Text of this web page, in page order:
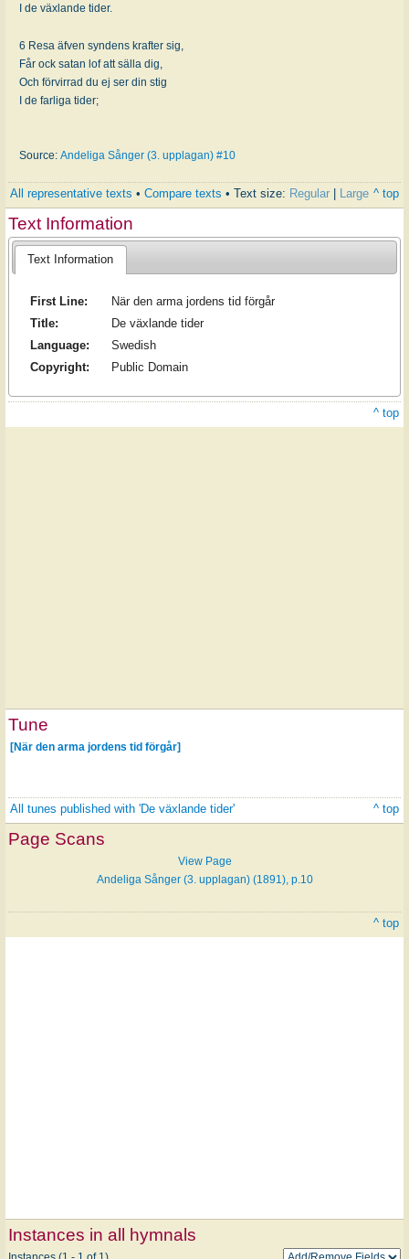
I de växlande tider.
6 Resa äfven syndens krafter sig,
Får ock satan lof att sälla dig,
Och förvirrad du ej ser din stig
I de farliga tider;
Source: Andeliga Sånger (3. upplagan) #10
All representative texts • Compare texts • Text size: Regular Large ^ top
Text Information
Text Information
First Line:
När den arma jordens tid förgår
Title:
De växlande tider
Language:
Swedish
Copyright:
Public Domain
^ top
Tune
[När den arma jordens tid förgår]
All tunes published with 'De växlande tider' ^ top
Page Scans
View Page
Andeliga Sånger (3. upplagan) (1891), p.10
^ top
Instances in all hymnals